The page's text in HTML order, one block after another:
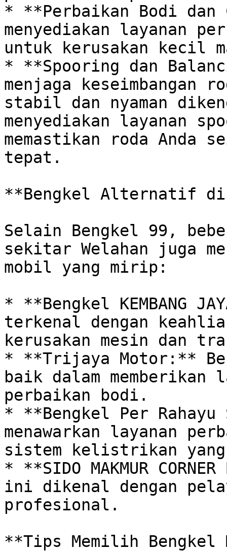
* **Perbaikan Bodi
menyediakan layanan
untuk kerusakan kecil
* **Spooring dan
menjaga keseimbangan
stabil dan nyaman
menyediakan layanan
memastikan roda Anda
tepat.
**Bengkel Alternatif di
Selain Bengkel 99,
sekitar Welahan juga
mobil yang mirip:
* **Bengkel KEMBANG
terkenal dengan
kerusakan mesin dan
* **Trijaya Motor:**
baik dalam
perbaikan bodi.
* **Bengkel Per
menawarkan layanan
sistem kelistrikan
* **SIDO MAKMUR
ini dikenal dengan
profesional.
**Tips Memilih